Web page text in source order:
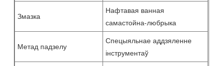
Змазка
Нафтавая ванная
самастойна-любрыка
Метад падзелу
Спецыяльнае аддзяленне
інструментаў